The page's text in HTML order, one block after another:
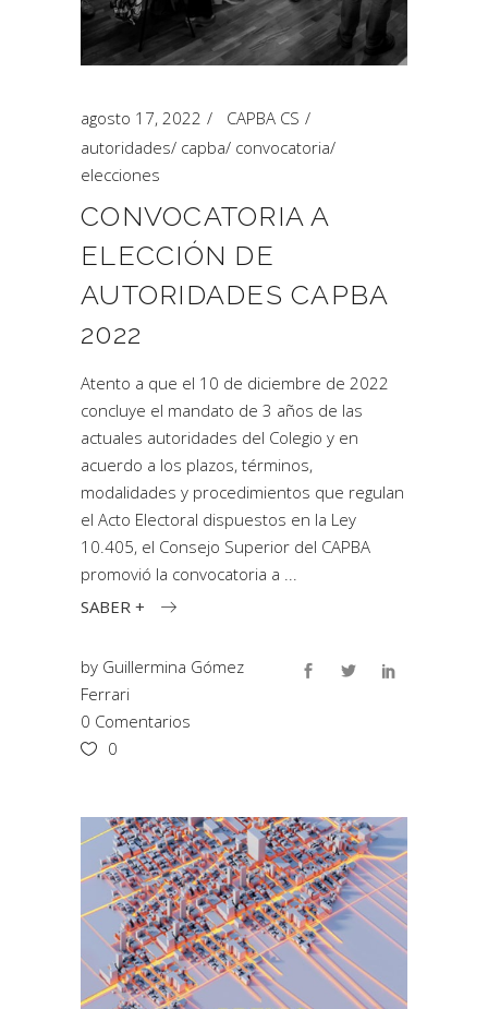
agosto 17, 2022
CAPBA CS
autoridades/ capba/ convocatoria/
elecciones
CONVOCATORIA A
ELECCIÓN DE
AUTORIDADES CAPBA
2022
Atento a que el 10 de diciembre de 2022
concluye el mandato de 3 años de las
actuales autoridades del Colegio y en
acuerdo a los plazos, términos,
modalidades y procedimientos que regulan
el Acto Electoral dispuestos en la Ley
10.405, el Consejo Superior del CAPBA
promovió la convocatoria a
SABER +
by Guillermina Gómez
Ferrari
0 Comentarios
0